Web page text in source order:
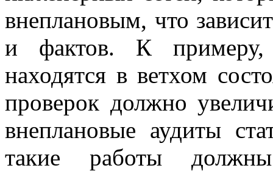
внеплановым, что
и фактов. К примеру,
находятся в ветхом
проверок должно
внеплановые аудиты
такие работы